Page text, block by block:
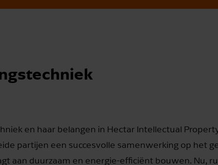
en haar belangen in Hectar Intellectual
partijen een succesvolle samenwerking op het
aan duurzaam en energie-efficiënt bouwen. Nu,